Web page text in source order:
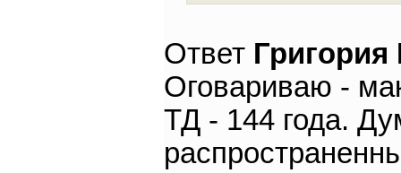
Ответ
Оговариваю -
ТД - 144 года.